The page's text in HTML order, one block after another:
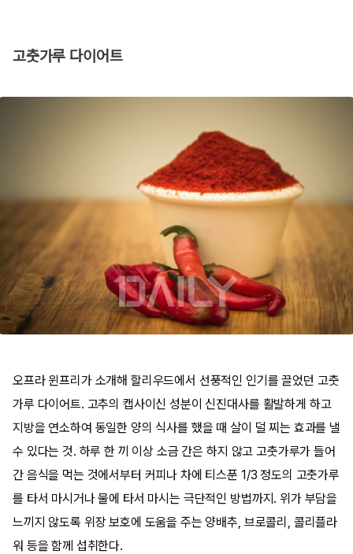
고춧가루 다이어트
오프라 윈프리가 소개해 할리우드에서 선풍적인 인기를 끌었던 고춧
가루 다이어트. 고추의 캡사이신 성분이 신진대사를 활발하게 하고
지방을 연소하여 동일한 양의 식사를 했을 때 살이 덜 찌는 효과를 낼
수 있다는 것. 하루 한 끼 이상 소금 간은 하지 않고 고춧가루가 들어
간 음식을 먹는 것에서부터 커피나 차에 티스푼 1/3 정도의 고춧가루
를 타서 마시거나 물에 타서 마시는 극단적인 방법까지. 위가 부담을
느끼지 않도록 위장 보호에 도움을 주는 양배추, 브로콜리, 콜리플라
워 등을 함께 섭취한다.